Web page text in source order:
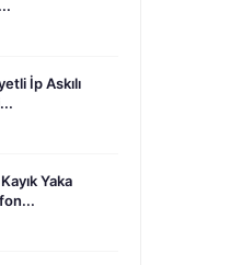
İp Askılı
Yaka